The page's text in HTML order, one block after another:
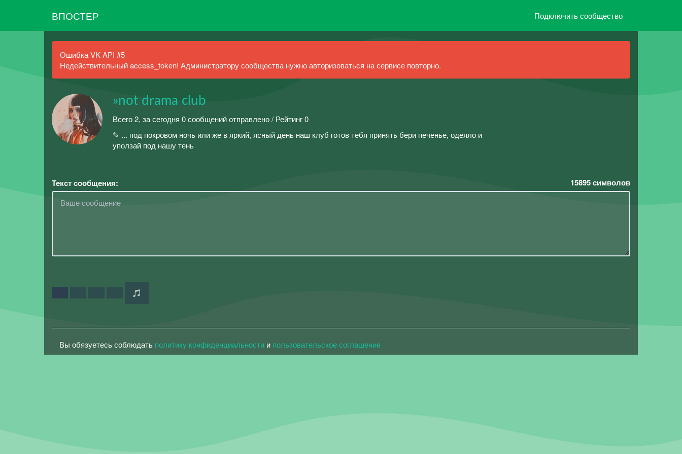
ВПОСТЕР Подключить сообщество
Ошибка VK API #5
Недействительный access_token! Администратору сообщества нужно авторизоваться на сервисе повторно.
»not drama club
Всего 2, за сегодня 0 сообщений отправлено / Рейтинг 0
✎ ... под покровом ночь или же в яркий, ясный день наш клуб готов тебя принять бери печенье, одеяло и
уползай под нашу тень
Текст сообщения: 15895символов
Вы обязуетесь соблюдать политику конфиденциальности и пользовательское соглашение